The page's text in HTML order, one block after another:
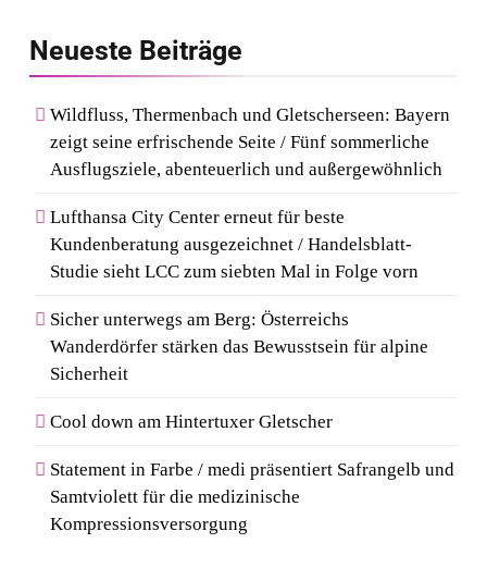
Neueste Beiträge
Wildfluss, Thermenbach und Gletscherseen: Bayern
zeigt seine erfrischende Seite / Fünf sommerliche
Ausflugsziele, abenteuerlich und außergewöhnlich
Lufthansa City Center erneut für beste
Kundenberatung ausgezeichnet / Handelsblatt-
Studie sieht LCC zum siebten Mal in Folge vorn
Sicher unterwegs am Berg: Österreichs
Wanderdörfer stärken das Bewusstsein für alpine
Sicherheit
Cool down am Hintertuxer Gletscher
Statement in Farbe / medi präsentiert Safrangelb und
Samtviolett für die medizinische
Kompressionsversorgung